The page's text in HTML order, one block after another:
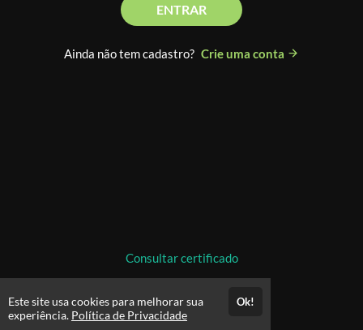
ENTRAR
Ainda não tem cadastro? Crie uma conta
Consultar certificado
Este site usa cookies para melhorar sua
experiência. Política de Privacidade
Ok!